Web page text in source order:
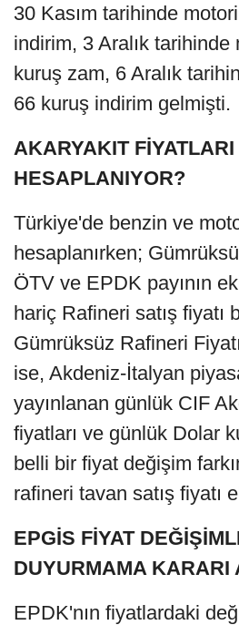
30 Kasım tarihinde
indirim, 3 Aralık
kuruş zam, 6 Aralık
66 kuruş indirim gelmişti.
AKARYAKIT
HESAPLANIYOR?
Türkiye'de benzin ve
hesaplanırken;
ÖTV ve EPDK payının
hariç Rafineri satış fiyatı
Gümrüksüz Rafineri
ise, Akdeniz-İtalyan
yayınlanan günlük CIF
fiyatları ve günlük Dolar
belli bir fiyat değişim
rafineri tavan satış fiyatı
EPGİS FİYAT
DUYURMAMA KARARI
EPDK'nın fiyatlardaki